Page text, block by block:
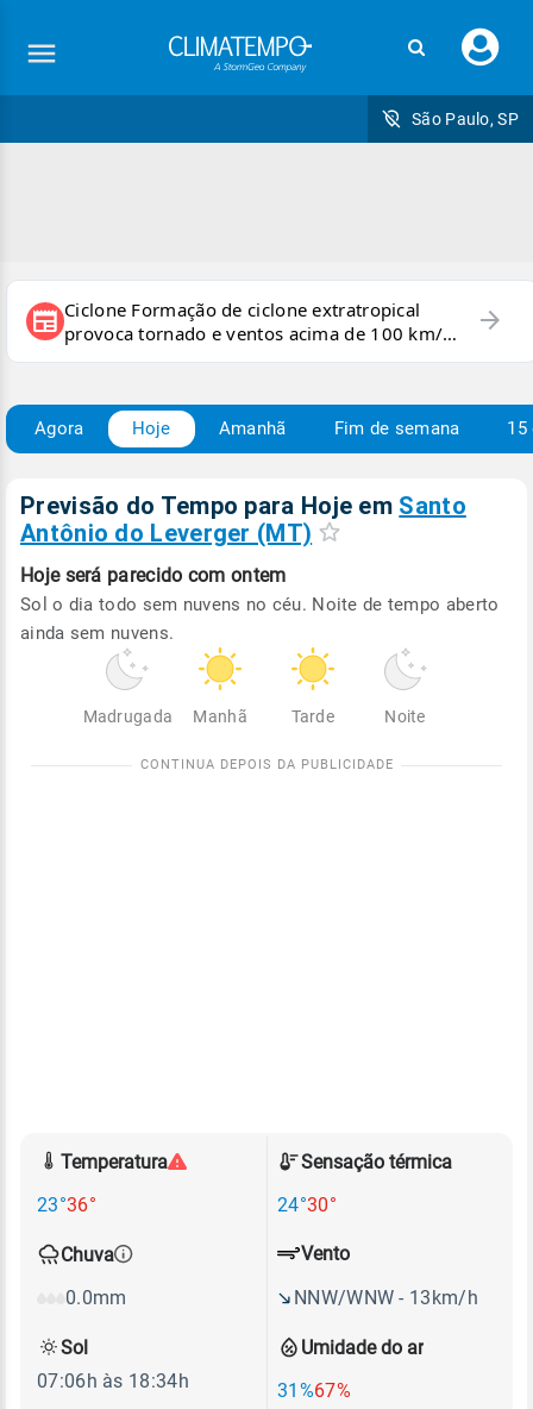
seu
São Paulo, SP
newspaper Ciclone Formação de ciclone extratropical
provoca tornado e ventos acima de 100 km/h
no RS
arrow_forward
Agora Hoje Amanhã Fim de semana 15
Previsão do Tempo para Hoje em Santo
Antônio do Leverger (MT)
Hoje será parecido com ontem
Sol o dia todo sem nuvens no céu. Noite de tempo aberto
ainda sem nuvens.
Madrugada Manhã Tarde Noite
Temperatura
23°36°
Sensação térmica
24°30°
Chuva
0.0mm
Umidade do ar
31%67%
Vento
NNW/WNW - 13km/h
Sol
07:06h às 18:34h